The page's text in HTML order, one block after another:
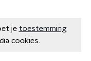
je toestemming
cookies.